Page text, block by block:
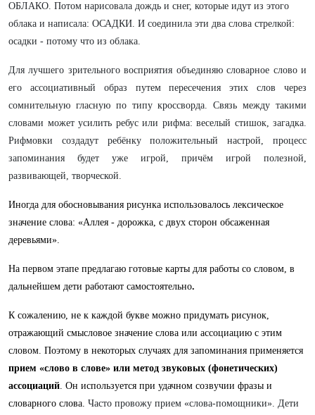
ОБЛАКО. Потом нарисовала дождь и снег, которые идут из этого
облака и написала: ОСАДКИ. И соединила эти два слова стрелкой:
осадки - потому что из облака.
Для лучшего зрительного восприятия объединяю словарное слово и
его ассоциативный образ путем пересечения этих слов через
сомнительную гласную по типу кроссворда. Связь между такими
словами может усилить ребус или рифма: веселый стишок, загадка.
Рифмовки создадут ребёнку положительный настрой, процесс
запоминания будет уже игрой, причём игрой полезной,
развивающей, творческой.
Иногда для обосновывания рисунка использовалось лексическое
значение слова: «Аллея - дорожка, с двух сторон обсаженная
деревьями».
На первом этапе предлагаю готовые карты для работы со словом, в
дальнейшем дети работают самостоятельно.
К сожалению, не к каждой букве можно придумать рисунок,
отражающий смысловое значение слова или ассоциацию с этим
словом. Поэтому в некоторых случаях для запоминания применяется
прием «слово в слове» или метод звуковых (фонетических)
ассоциаций. Он используется при удачном созвучии фразы и
словарного слова. Часто провожу прием «слова-помощники». Дети